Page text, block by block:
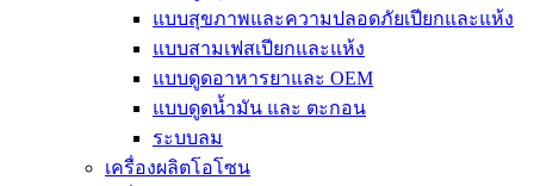
แบบสุขภาพและความปลอดภัยเปียกและแห้ง
แบบสามเฟสเปียกและแห้ง
แบบดูดอาหารยาและ OEM
แบบดูดน้ำมัน และ ตะกอน
ระบบลม
เครื่องผลิตโอโซน